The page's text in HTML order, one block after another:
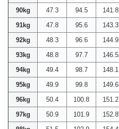
90kg
47.3 94.5 141.8
91kg
47.8 95.6 143.3
92kg
48.3 96.6 144.9
93kg
48.8 97.7 146.5
94kg
49.4 98.7 148.1
95kg
49.9 99.8 149.6
96kg
50.4 100.8 151.2
97kg
50.9 101.9 152.8